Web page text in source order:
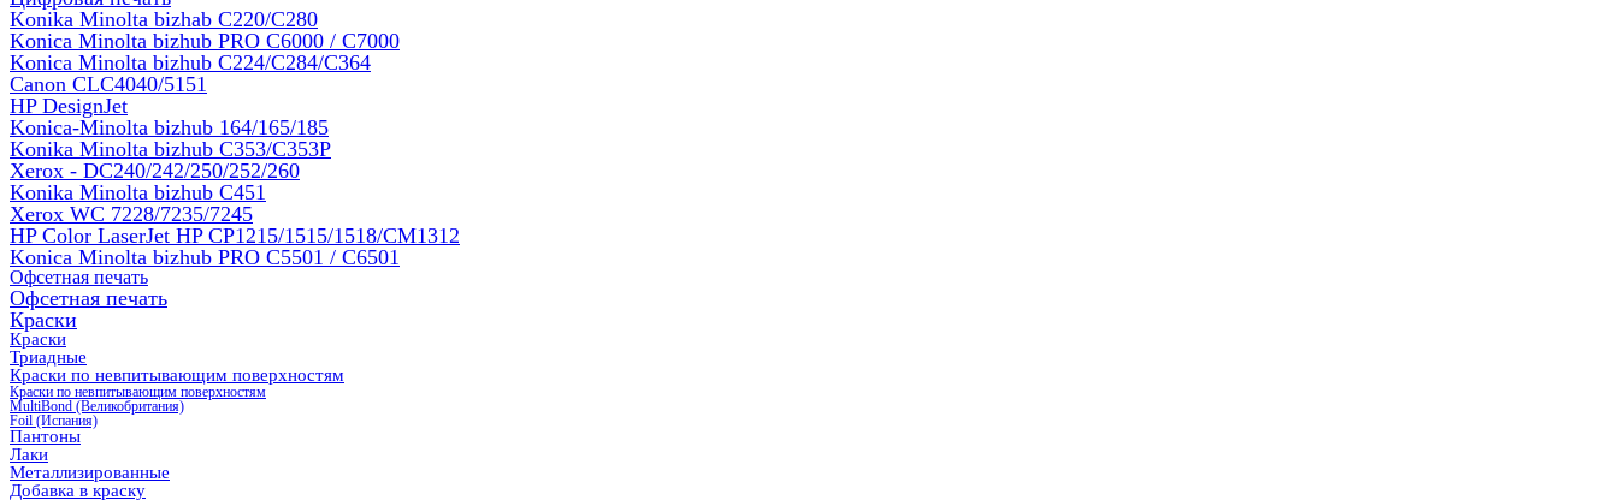
Konika Minolta bizhab C220/C280
Konica Minolta bizhub PRO C6000 / C7000
Konica Minolta bizhub С224/С284/С364
Canon CLC4040/5151
HP DesignJet
Konica-Minolta bizhub 164/165/185
Konika Minolta bizhub C353/C353Р
Xerox - DC240/242/250/252/260
Konika Minolta bizhub C451
Xerox WC 7228/7235/7245
HP Color LaserJet HP CP1215/1515/1518/CM1312
Konica Minolta bizhub PRO С5501 / С6501
Офсетная печать
Офсетная печать
Краски
Краски
Триадные
Краски по невпитывающим поверхностям
Краски по невпитывающим поверхностям
MultiBond (Великобритания)
Foil (Испания)
Пантоны
Лаки
Металлизированные
Добавка в краску